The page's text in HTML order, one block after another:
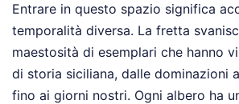
Entrare in questo spazio significa
temporalità diversa. La fretta
maestosità di esemplari che hanno
di storia siciliana, dalle dominazioni
fino ai giorni nostri. Ogni albero ha